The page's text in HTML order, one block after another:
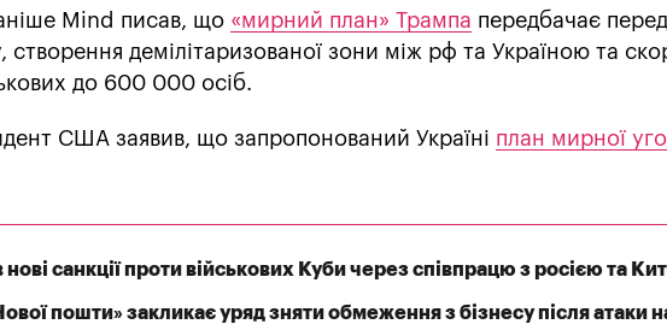
Mind писав, що «мирний план» Трампа передбачає
створення демілітаризованої зони між рф та Україною та
до 600 000 осіб.
США заявив, що запропонований Україні план мирної
нові санкції проти військових Куби через співпрацю з росією та
пошти» закликає уряд зняти обмеження з бізнесу після атаки